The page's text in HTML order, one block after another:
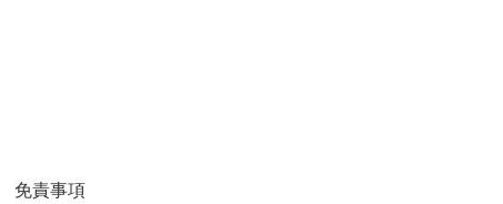
免責事項